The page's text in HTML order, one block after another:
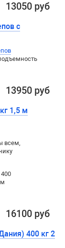
13050 руб
с
13950 руб
1,5 м
всем,
16100 руб
400 кг 2